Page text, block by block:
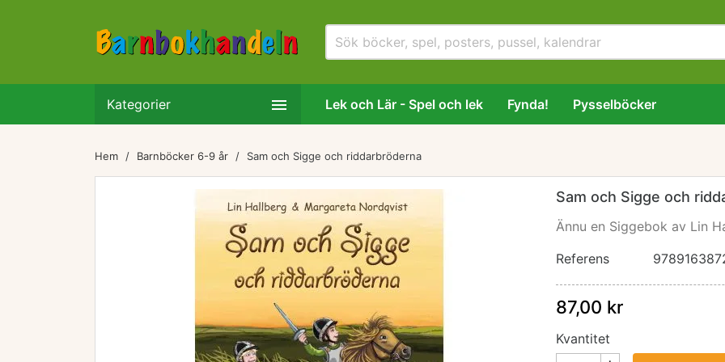
Kategorier  Lek och Lär - Spel och lek Fynda! Pysselböcker
Hem Barnböcker 6-9 år Sam och Sigge och riddarbröderna
Sam och Sigge och
Ännu en Siggebok av Lin
Referens
87,00 kr
Kvantitet